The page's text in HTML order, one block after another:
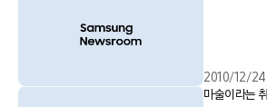
2010/12/24
마술이라는